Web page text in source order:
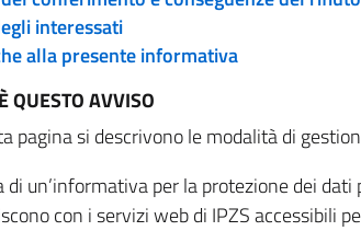
interessati
alla presente informativa
QUESTO AVVISO
pagina si descrivono le modalità di
di un’informativa per la protezione dei
con i servizi web di IPZS accessibili